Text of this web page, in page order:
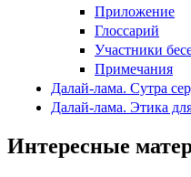
Приложение
Глоссарий
Участники
Примечания
Далай-лама. Сутра
Далай-лама. Этика
Интересные